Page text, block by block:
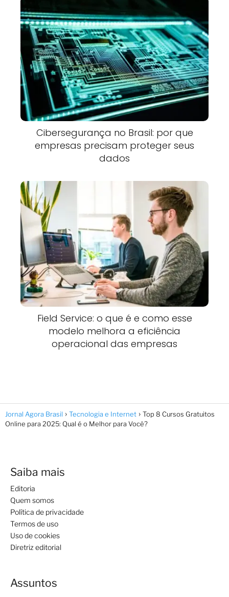
Cibersegurança no Brasil: por que
empresas precisam proteger seus
dados
Field Service: o que é e como esse
modelo melhora a eficiência
operacional das empresas
Jornal Agora Brasil Tecnologia e Internet
Top 8 Cursos Gratuitos
Online para 2025: Qual é o Melhor para Você?
Saiba mais
Editoria
Quem somos
Política de privacidade
Termos de uso
Uso de cookies
Diretriz editorial
Assuntos